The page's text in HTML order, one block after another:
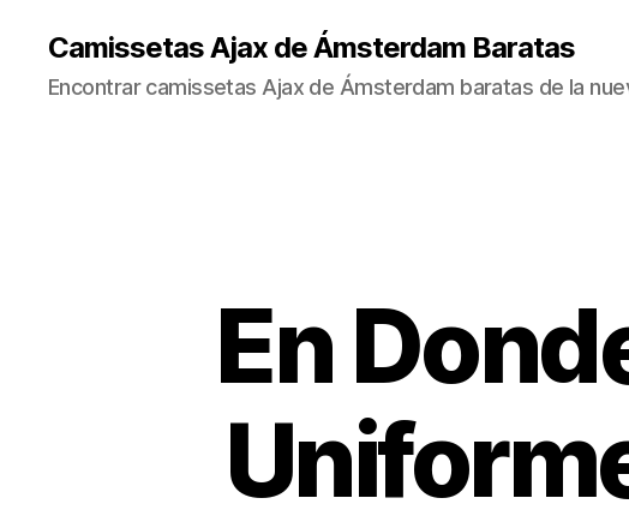
Camissetas Ajax de Ámsterdam Baratas
Encontrar camissetas Ajax de Ámsterdam baratas de la
En